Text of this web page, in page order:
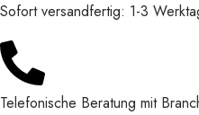
Sofort versandfertig: 1-3
Telefonische Beratung mit